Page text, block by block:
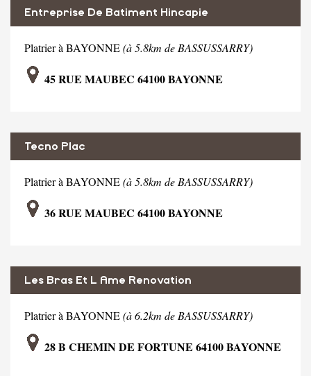
Entreprise De Batiment Hincapie
Platrier à BAYONNE(à 5.8km de BASSUSSARRY)
45 RUE MAUBEC 64100 BAYONNE
Tecno Plac
Platrier à BAYONNE(à 5.8km de BASSUSSARRY)
36 RUE MAUBEC 64100 BAYONNE
Les Bras Et L Ame Renovation
Platrier à BAYONNE(à 6.2km de BASSUSSARRY)
28 B CHEMIN DE FORTUNE 64100 BAYONNE